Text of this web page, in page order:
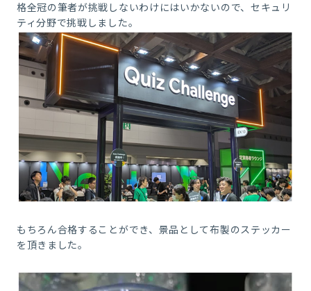
格全冠の筆者が挑戦しないわけにはいかないので、セキュリ
ティ分野で挑戦しました。
もちろん合格することができ、景品として布製のステッカー
を頂きました。